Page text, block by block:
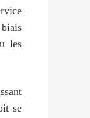
les
se